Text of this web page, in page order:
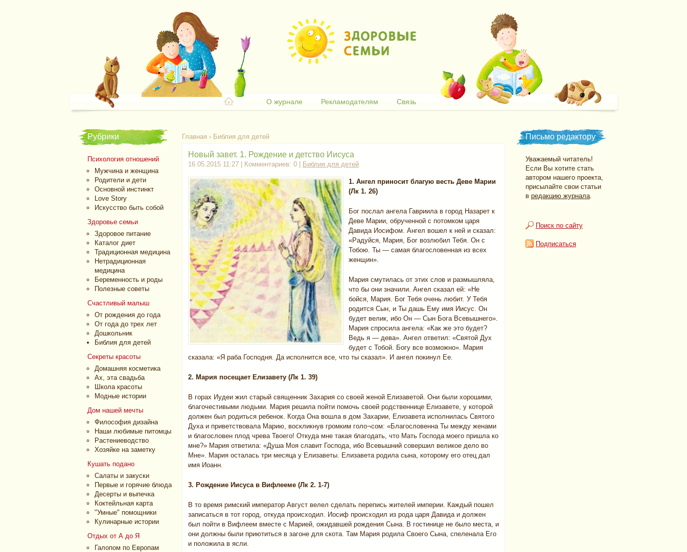
О журнале Рекламодателям Связь
Рубрики
Психология отношений
Мужчина и женщина
Родители и дети
Основной инстинкт
Love Story
Искусство быть собой
Здоровье семьи
Здоровое питание
Каталог диет
Традиционная медицина
Нетрадиционная
медицина
Беременность и роды
Полезные советы
Счастливый малыш
От рождения до года
От года до трех лет
Дошкольник
Библия для детей
Секреты красоты
Домашняя косметика
Ах, эта свадьба
Школа красоты
Модные истории
Дом нашей мечты
Философия дизайна
Наши любимые питомцы
Растениеводство
Хозяйке на заметку
Кушать подано
Салаты и закуски
Первые и горячие блюда
Десерты и выпечка
Коктейльная карта
"Умные" помощники
Кулинарные истории
Отдых от А до Я
Галопом по Европам
Письмо редактору
Уважаемый читатель!
Если Вы хотите стать
автором нашего проекта,
присылайте свои статьи
в редакцию журнала.
Поиск по сайту
Подписаться
Главная › Библия для детей
Новый завет. 1. Рождение и детство Иисуса
16.05.2015 11:27 | Комментариев: 0 | Библия для детей
1. Ангел приносит благую весть Деве Марии
(Лк 1. 26)
Бог послал ангела Гавриила в город Назарет к
Деве Марии, обрученной с потомком царя
Давида Иосифом. Ангел вошел к ней и сказал:
«Радуйся, Мария, Бог возлюбил Тебя. Он с
Тобою. Ты — самая благословенная из всех
женщин».
Мария смутилась от этих слов и размышляла,
что бы они значили. Ангел сказал ей: «Не
бойся, Мария. Бог Тебя очень любит. У Тебя
родится Сын, и Ты дашь Ему имя Иисус. Он
будет велик, ибо Он — Сын Бога Всевышнего».
Мария спросила ангела: «Как же это будет?
Ведь я — дева». Ангел ответил: «Святой Дух
будет с Тобой. Богу все возможно». Мария
сказала: «Я раба Господня. Да исполнится все, что ты сказал». И ангел покинул Ее.
2. Мария посещает Елизавету (Лк 1. 39)
В горах Иудеи жил старый священник Захария со своей женой Елизаветой. Они были хорошими,
благочестивыми людьми. Мария решила пойти помочь своей родственнице Елизавете, у которой
должен был родиться ребенок. Когда Она вошла в дом Захарии, Елизавета исполнилась Святого
Духа и приветствовала Марию, воскликнув громким голо¬сом: «Благословенна Ты между женами
и благословен плод чрева Твоего! Откуда мне такая благодать, что Мать Господа моего пришла ко
мне?» Мария ответила: «Душа Моя славит Господа, ибо Всевышний совершил великое дело во
Мне». Мария осталась три месяца у Елизаветы. Елизавета родила сына, которому его отец дал
имя Иоанн.
3. Рождение Иисуса в Вифлееме (Лк 2. 1-7)
В то время римский император Август велел сделать перепись жителей империи. Каждый пошел
записаться в тот город, откуда происходил. Иосиф происходил из рода царя Давида и должен
был пойти в Вифлеем вместе с Марией, ожидавшей рождения Сына. В гостинице не было места, и
они должны были приютиться в загоне для скота. Там Мария родила Своего Сына, спеленала Его
и положила в ясли.